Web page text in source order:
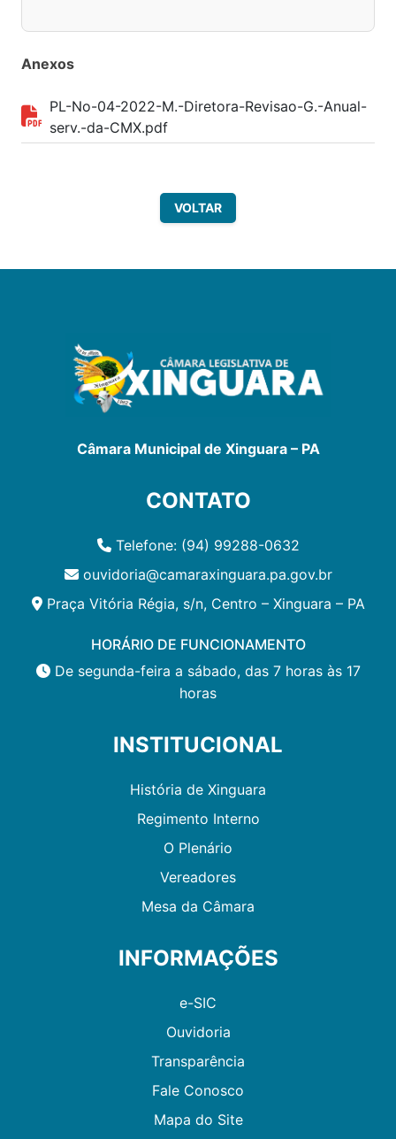
Anexos
PL-No-04-2022-M.-Diretora-Revisao-G.-Anual-
serv.-da-CMX.pdf
VOLTAR
Câmara Municipal de Xinguara – PA
CONTATO
Telefone: (94) 99288-0632
ouvidoria@camaraxinguara.pa.gov.br
Praça Vitória Régia, s/n, Centro – Xinguara – PA
HORÁRIO DE FUNCIONAMENTO
De segunda-feira a sábado, das 7 horas às 17
horas
INSTITUCIONAL
História de Xinguara
Regimento Interno
O Plenário
Vereadores
Mesa da Câmara
INFORMAÇÕES
e-SIC
Ouvidoria
Transparência
Fale Conosco
Mapa do Site